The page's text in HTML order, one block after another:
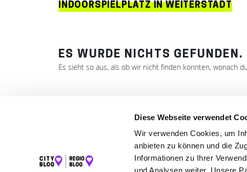
Diese Webseite verwendet
Wir verwenden Cookies, um
anbieten zu können und die
Informationen zu Ihrer
INDOORSPIELPLATZ IN WEITERSTADT
ES WURDE NICHTS GEFUNDEN.
Es sieht so aus, als ob wir nicht finden konnten, wonach